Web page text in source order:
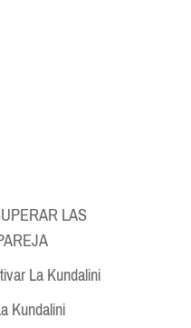
LAS
La Kundalini
Kundalini